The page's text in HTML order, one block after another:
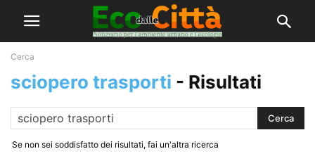
Cerca
sciopero trasporti - Risultati
Se non sei soddisfatto dei risultati, fai un'altra ricerca